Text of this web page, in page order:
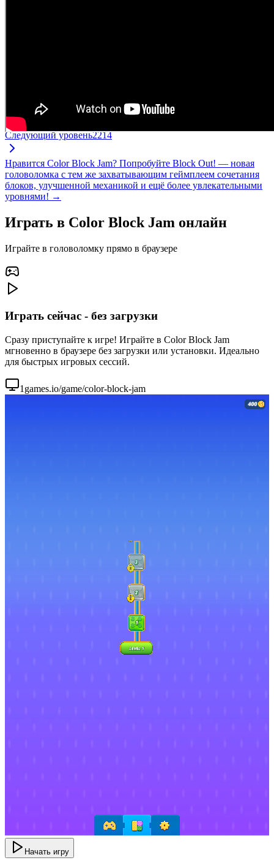
Следующий уровень2214
Нравится Color Block Jam? Попробуйте Block Out! — новая
головоломка с тем же захватывающим геймплеем сочетания
блоков, улучшенной механикой и ещё более увлекательными
уровнями! →
Играть в Color Block Jam онлайн
Играйте в головоломку прямо в браузере
Играть сейчас - без загрузки
Сразу приступайте к игре! Играйте в Color Block Jam
мгновенно в браузере без загрузки или установки. Идеально
для быстрых игровых сессий.
1games.io/game/color-block-jam
Начать игру